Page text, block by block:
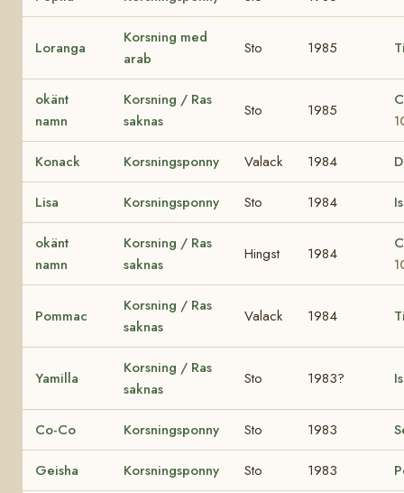
Loranga
Korsning med
arab
Sto 1985
okänt
namn
Korsning / Ras
saknas
Sto 1985
Konack Korsningsponny Valack 1984
Lisa Korsningsponny Sto 1984
okänt
namn
Korsning / Ras
saknas
Hingst 1984
Pommac
Korsning / Ras
saknas
Valack 1984
Yamilla
Korsning / Ras
saknas
Sto 1983?
Co-Co Korsningsponny Sto 1983
Geisha Korsningsponny Sto 1983